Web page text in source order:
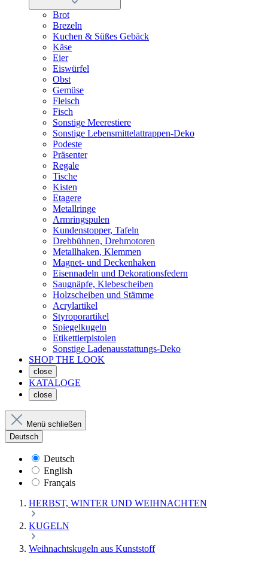
Brot
Brezeln
Kuchen & Süßes Gebäck
Käse
Eier
Eiswürfel
Obst
Gemüse
Fleisch
Fisch
Sonstige Meerestiere
Sonstige Lebensmittelattrappen-Deko
Podeste
Präsenter
Regale
Tische
Kisten
Etagere
Metallringe
Armringspulen
Kundenstopper, Tafeln
Drehbühnen, Drehmotoren
Metallhaken, Klemmen
Magnet- und Deckenhaken
Eisennadeln und Dekorationsfedern
Saugnäpfe, Klebescheiben
Holzscheiben und Stämme
Acrylartikel
Styroporartikel
Spiegelkugeln
Etikettierpistolen
Sonstige Ladenausstattungs-Deko
SHOP THE LOOK
close
KATALOGE
close
Menü schließen
Deutsch
Deutsch
English
Français
HERBST, WINTER UND WEIHNACHTEN
KUGELN
Weihnachtskugeln aus Kunststoff